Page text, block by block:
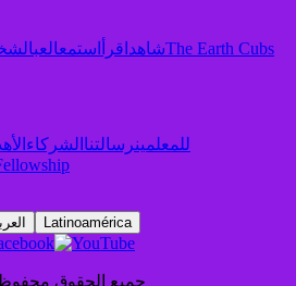
شاهد اقرأ استمعالعب
The Earth Cubs
للمعلمينرسالتنا الشركاء
Latinoamérica
جميع الحقوق